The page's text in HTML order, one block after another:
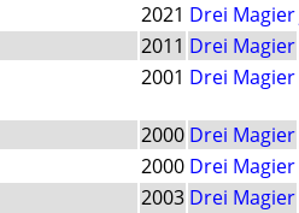
2021 Drei Magier
2011 Drei Magier
2001 Drei Magier
2000 Drei Magier
2000 Drei Magier
2003 Drei Magier